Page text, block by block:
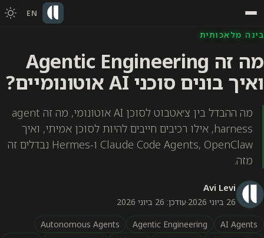
EN
בינה מלאכותית
מה זה Agentic Engineering
ואיך בונים סוכני AI אוטונומיים?
מה ההבדל בין צ׳אטבוט לסוכן AI אוטונומי, מה זה agent
harness, אילו רכיבים חייבים להיות לסוכן אמיתי, ואיך
Claude Code Agents, OpenClaw ו-Hermes נבדלים זה
מזה.
Avi Levi
26 ביוני 2026 ·עודכן: 26 ביוני 2026
AI Agents
Agentic Engineering
Autonomous Agents